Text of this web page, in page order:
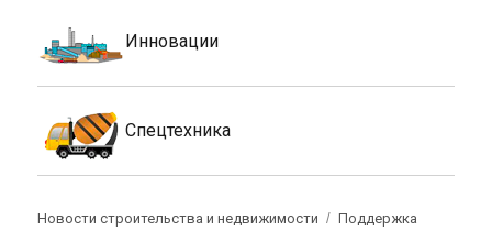
Инновации
Спецтехника
Новости строительства и недвижимости
Поддержка